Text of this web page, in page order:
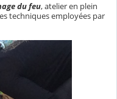
du feu, atelier en plein
techniques employées par